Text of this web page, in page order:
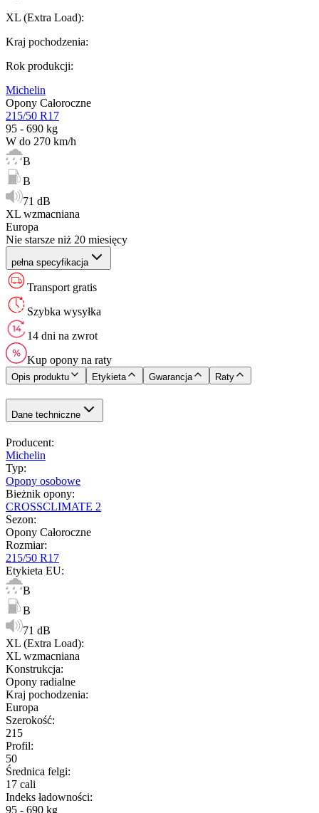
XL (Extra Load):
Kraj pochodzenia:
Rok produkcji:
Michelin
Opony Całoroczne
215/50 R17
95 - 690 kg
W do 270 km/h
B
B
71 dB
XL wzmacniana
Europa
Nie starsze niż 20 miesięcy
pełna specyfikacja
Transport gratis
Szybka wysyłka
14 dni na zwrot
Kup opony na raty
Opis produktu Etykieta Gwarancja Raty
Dane techniczne
Producent:
Michelin
Typ:
Opony osobowe
Bieżnik opony:
CROSSCLIMATE 2
Sezon:
Opony Całoroczne
Rozmiar:
215/50 R17
Etykieta EU:
B
B
71 dB
XL (Extra Load):
XL wzmacniana
Konstrukcja:
Opony radialne
Kraj pochodzenia:
Europa
Szerokość:
215
Profil:
50
Średnica felgi:
17 cali
Indeks ładowności:
95 - 690 kg